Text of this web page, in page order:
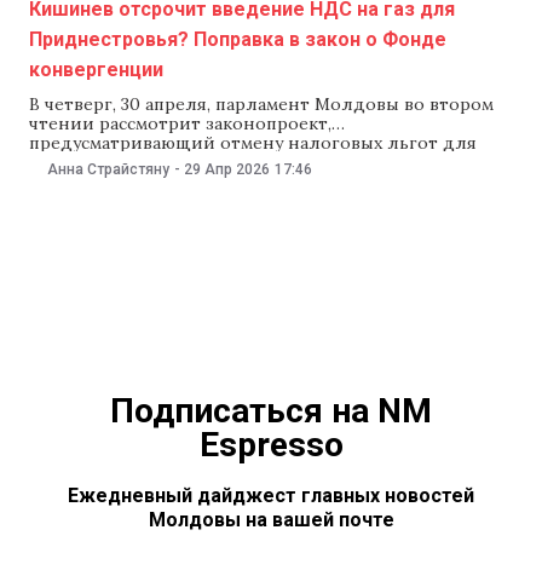
Кишинев отсрочит введение НДС на газ для
Приднестровья? Поправка в закон о Фонде
конвергенции
В четверг, 30 апреля, парламент Молдовы во втором
чтении рассмотрит законопроект,
предусматривающий отмену налоговых льгот для
бизнеса из Приднестровья и создание Фонда
конвергенции. Однако перед вторым чтением в
Анна Страйстяну - 29 Апр 2026 17:46
Подписаться на NM
Espresso
Ежедневный дайджест главных новостей
Молдовы на вашей почте